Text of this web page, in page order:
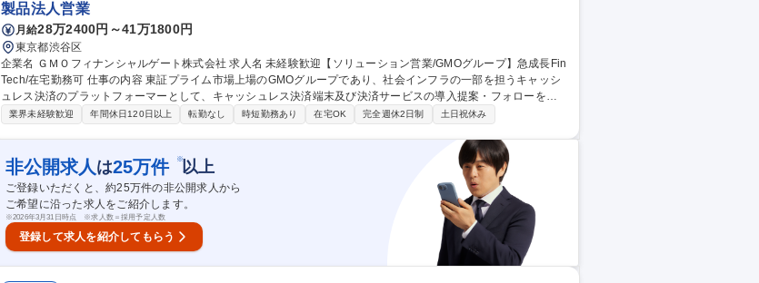
製品法人営業
月給28万2400円～41万1800円
東京都渋谷区
企業名 ＧＭＯフィナンシャルゲート株式会社 求人名 未経験歓迎【ソリューション営業/GMOグループ】急成長Fin
Tech/在宅勤務可 仕事の内容 東証プライム市場上場のGMOグループであり、社会インフラの一部を担うキャッシ
ュレス決済のプラットフォーマーとして、キャッシュレス決済端末及び決済サービスの導入提案・フォローをお
任せします。 【業務内容詳細】社会インフラの一部を担うキャッシュレス決済のプラットフォーマーとして、決
ます。キャッシュレス決済端末や次世代の決済サービスを生み出し、世の中に届けるソリューション営業担当者
を募集いたします。 【入社後】OJTを設定し、実践の中で知識習得をしていただきます。 募集職種 未経験歓迎
【ソリューション営業/GMOグループ】急成長FinTech/在宅勤務可
業界未経験歓迎 年間休日120日以上 転勤なし 時短勤務あり 在宅OK 完全週休2日制 土日祝休み
非公開求人 は25万件 ※以上
ご登録いただくと、約25万件の非公開求人から
ご希望に沿った求人をご紹介します。
※2026年3月31日時点 ※求人数＝採用予定人数
登録して求人を紹介してもらう